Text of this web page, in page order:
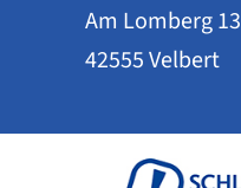
Am Lomberg 13
42555 Velbert